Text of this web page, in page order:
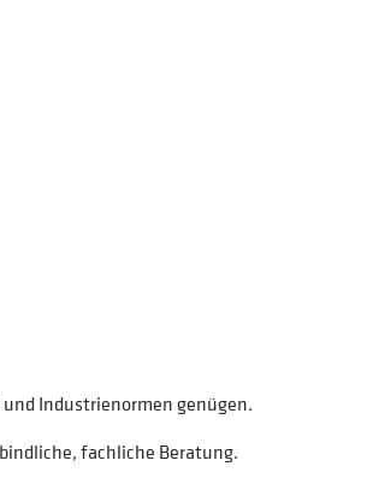
Industrienormen genügen.
fachliche Beratung.